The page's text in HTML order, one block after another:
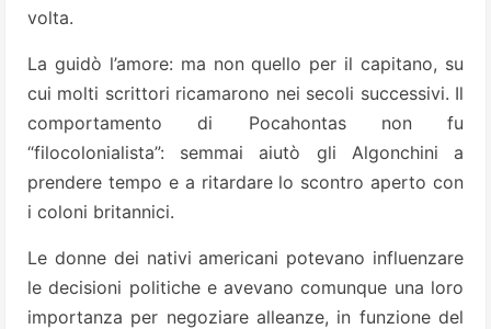
volta.
La guidò l’amore: ma non quello per il capitano, su
cui molti scrittori ricamarono nei secoli successivi. Il
comportamento di Pocahontas non fu
“filocolonialista”: semmai aiutò gli Algonchini a
prendere tempo e a ritardare lo scontro aperto con
i coloni britannici.
Le donne dei nativi americani potevano influenzare
le decisioni politiche e avevano comunque una loro
importanza per negoziare alleanze, in funzione del